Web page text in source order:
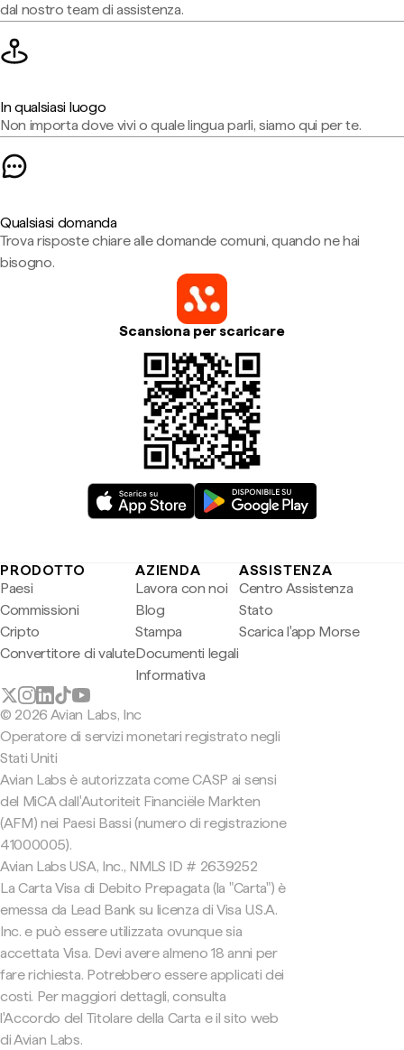
dal nostro team di assistenza.
In qualsiasi luogo
Non importa dove vivi o quale lingua parli, siamo qui per te.
Qualsiasi domanda
Trova risposte chiare alle domande comuni, quando ne hai
bisogno.
Scansiona per scaricare
PRODOTTO
Paesi
Commissioni
Cripto
Convertitore di valute
AZIENDA
Lavora con noi
Blog
Stampa
Documenti legali
Informativa
ASSISTENZA
Centro Assistenza
Stato
Scarica l'app Morse
© 2026 Avian Labs, Inc
Operatore di servizi monetari registrato negli
Stati Uniti
Avian Labs è autorizzata come CASP ai sensi
del MiCA dall'Autoriteit Financiële Markten
(AFM) nei Paesi Bassi (numero di registrazione
41000005).
Avian Labs USA, Inc., NMLS ID # 2639252
La Carta Visa di Debito Prepagata (la "Carta") è
emessa da Lead Bank su licenza di Visa U.S.A.
Inc. e può essere utilizzata ovunque sia
accettata Visa. Devi avere almeno 18 anni per
fare richiesta. Potrebbero essere applicati dei
costi. Per maggiori dettagli, consulta
l'Accordo del Titolare della Carta e il sito web
di Avian Labs.